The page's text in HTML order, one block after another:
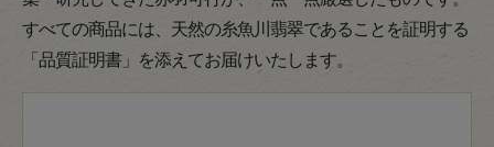
すべての商品には、天然の糸魚川翡翠であることを証明する
「品質証明書」を添えてお届けいたします。